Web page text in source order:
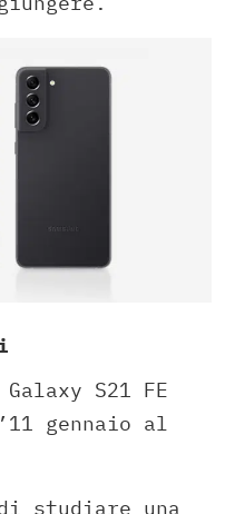
Galaxy S21 FE
gennaio al
studiare una